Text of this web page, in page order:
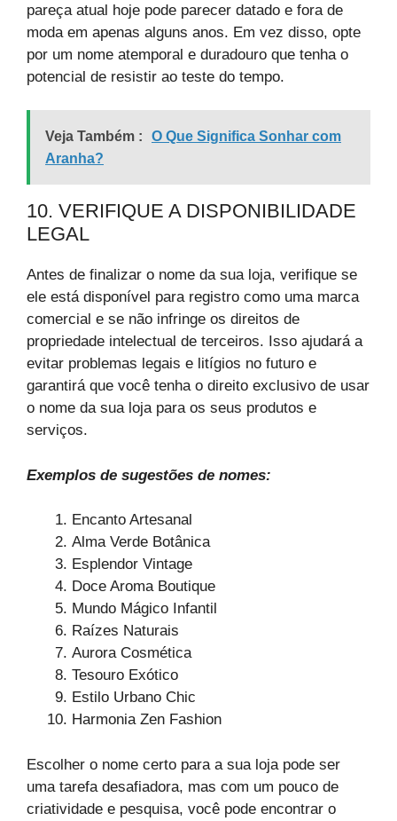
pareça atual hoje pode parecer datado e fora de
moda em apenas alguns anos. Em vez disso, opte
por um nome atemporal e duradouro que tenha o
potencial de resistir ao teste do tempo.
Veja Também :
O Que Significa Sonhar com
Aranha?
10. VERIFIQUE A DISPONIBILIDADE
LEGAL
Antes de finalizar o nome da sua loja, verifique se
ele está disponível para registro como uma marca
comercial e se não infringe os direitos de
propriedade intelectual de terceiros. Isso ajudará a
evitar problemas legais e litígios no futuro e
garantirá que você tenha o direito exclusivo de usar
o nome da sua loja para os seus produtos e
serviços.
Exemplos de sugestões de nomes:
Encanto Artesanal
Alma Verde Botânica
Esplendor Vintage
Doce Aroma Boutique
Mundo Mágico Infantil
Raízes Naturais
Aurora Cosmética
Tesouro Exótico
Estilo Urbano Chic
Harmonia Zen Fashion
Escolher o nome certo para a sua loja pode ser
uma tarefa desafiadora, mas com um pouco de
criatividade e pesquisa, você pode encontrar o